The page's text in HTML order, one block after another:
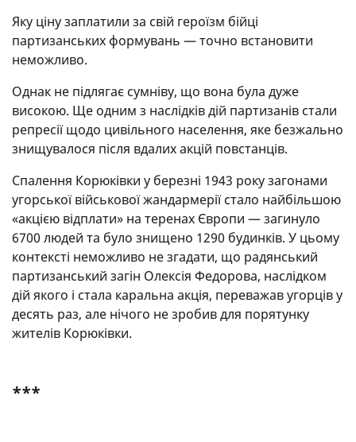
Яку ціну заплатили за свій героїзм бійці
партизанських формувань — точно встановити
неможливо.
Однак не підлягає сумніву, що вона була дуже
високою. Ще одним з наслідків дій партизанів стали
репресії щодо цивільного населення, яке безжально
знищувалося після вдалих акцій повстанців.
Спалення Корюківки у березні 1943 року загонами
угорської військової жандармерії стало найбільшою
«акцією відплати» на теренах Європи — загинуло
6700 людей та було знищено 1290 будинків. У цьому
контексті неможливо не згадати, що радянський
партизанський загін Олексія Федорова, наслідком
дій якого і стала каральна акція, переважав угорців у
десять раз, але нічого не зробив для порятунку
жителів Корюківки.
***